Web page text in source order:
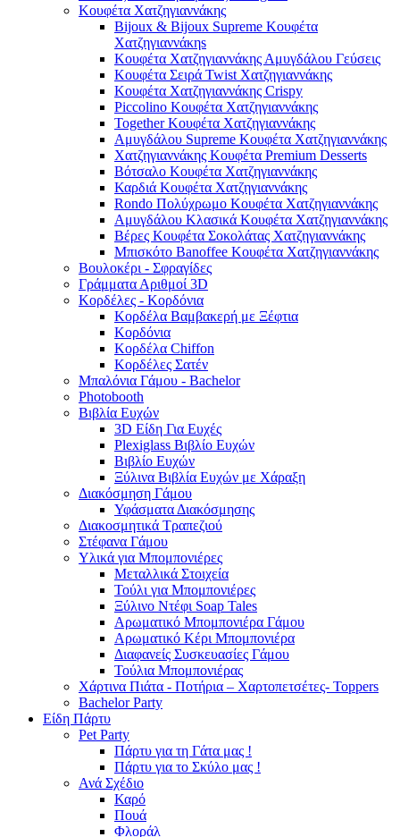
Κουφέτα Χατζηγιαννάκης
Bijoux & Bijoux Supreme Κουφέτα
Χατζηγιαννάκηs
Κουφέτα Χατζηγιαννάκης Αμυγδάλου Γεύσεις
Κουφέτα Σειρά Twist Χατζηγιαννάκης
Κουφέτα Χατζηγιαννάκης Crispy
Piccolino Κουφέτα Χατζηγιαννάκης
Together Κουφέτα Χατζηγιαννάκης
Αμυγδάλου Supreme Κουφέτα Χατζηγιαννάκης
Χατζηγιαννάκης Κουφέτα Premium Desserts
Βότσαλο Κουφέτα Χατζηγιαννάκης
Καρδιά Κουφέτα Χατζηγιαννάκης
Rondo Πολύχρωμο Κουφέτα Χατζηγιαννάκης
Αμυγδάλου Κλασικά Κουφέτα Χατζηγιαννάκης
Βέρες Κουφέτα Σοκολάτας Χατζηγιαννάκης
Μπισκότο Banoffee Κουφέτα Χατζηγιαννάκης
Βουλοκέρι - Σφραγίδες
Γράμματα Αριθμοί 3D
Κορδέλες - Κορδόνια
Κορδέλα Βαμβακερή με Ξέφτια
Κορδόνια
Κορδέλα Chiffon
Κορδέλες Σατέν
Μπαλόνια Γάμου - Bachelor
Photobooth
Βιβλία Ευχών
3D Είδη Για Ευχές
Plexiglass Βιβλίο Ευχών
Βιβλίο Ευχών
Ξύλινα Βιβλία Ευχών με Χάραξη
Διακόσμηση Γάμου
Υφάσματα Διακόσμησης
Διακοσμητικά Τραπεζιού
Στέφανα Γάμου
Υλικά για Μπομπονιέρες
Μεταλλικά Στοιχεία
Τούλι για Μπομπονιέρες
Ξύλινο Ντέφι Soap Tales
Αρωματικό Μπομπονιέρα Γάμου
Αρωματικό Κέρι Μπομπονιέρα
Διαφανείς Συσκευασίες Γάμου
Τούλια Μπομπονιέρας
Χάρτινα Πιάτα - Ποτήρια – Χαρτοπετσέτες- Toppers
Bachelor Party
Είδη Πάρτυ
Pet Party
Πάρτυ για τη Γάτα μας !
Πάρτυ για το Σκύλο μας !
Ανά Σχέδιο
Καρό
Πουά
Φλοράλ